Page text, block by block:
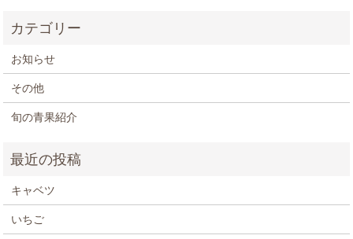
お知らせ
その他
旬の青果紹介
キャベツ
いちご